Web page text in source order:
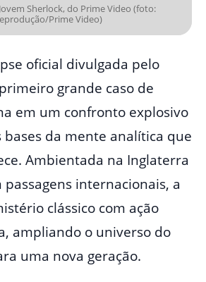
Sherlock, do Prime Video (foto:
Prime Video)
oficial divulgada pelo
grande caso de
em um confronto explosivo
bases da mente analítica que
Ambientada na Inglaterra
internacionais, a
clássico com ação
ampliando o universo do
uma nova geração.